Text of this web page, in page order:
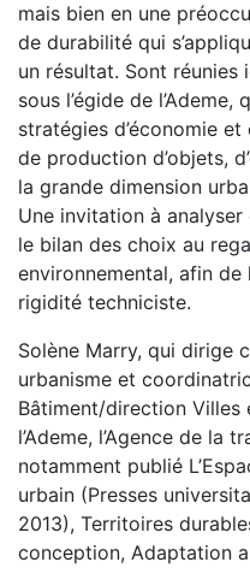
mais bien en une
de durabilité qui
un résultat. Sont réunies
sous l’égide de
stratégies d’économie
de production d’objets,
la grande dimension
Une invitation à
le bilan des choix au
environnemental, afin de
rigidité techniciste.
Solène Marry, qui dirige
urbanisme et
Bâtiment/direction
l’Ademe, l’Agence de la
notamment publié
urbain (Presses
2013), Territoires
conception, Adaptation